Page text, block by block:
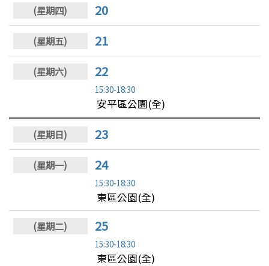
20
21
22
15:30-18:30
安平區公園(全)
23
24
15:30-18:30
東區公園(全)
25
15:30-18:30
東區公園(全)